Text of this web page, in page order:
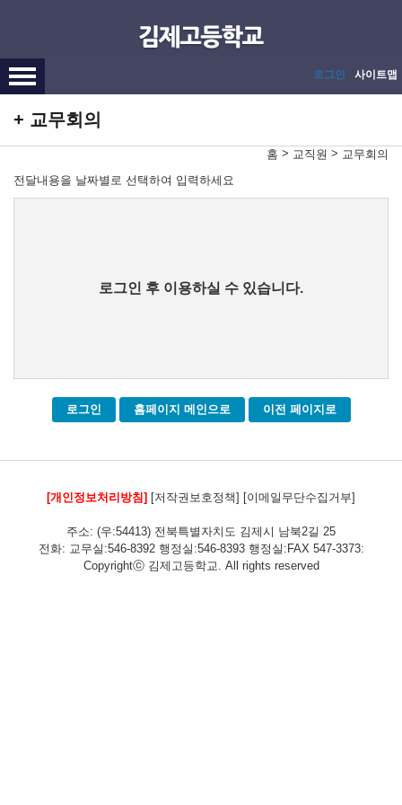
로그인 사이트맵
교무회의
홈 > 교직원 > 교무회의
전달내용을 날짜별로 선택하여 입력하세요
로그인 후 이용하실 수 있습니다.
로그인 홈페이지 메인으로 이전 페이지로
[개인정보처리방침] [저작권보호정책] [이메일무단수집거부]
주소: (우:54413) 전북특별자치도 김제시 남북2길 25
전화: 교무실:546-8392 행정실:546-8393 행정실:FAX 547-3373:
Copyrightⓒ 김제고등학교. All rights reserved